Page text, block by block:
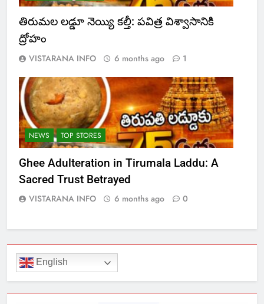
తిరుమల లడ్డూ నెయ్యి కల్తీ: పవిత్ర విశ్వాసానికి
ద్రోహం
VISTARANA INFO 6 months ago 1
NEWS TOP STORES
Ghee Adulteration in Tirumala Laddu: A
Sacred Trust Betrayed
VISTARANA INFO 6 months ago 0
English